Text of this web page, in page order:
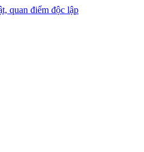
quan điểm độc lập